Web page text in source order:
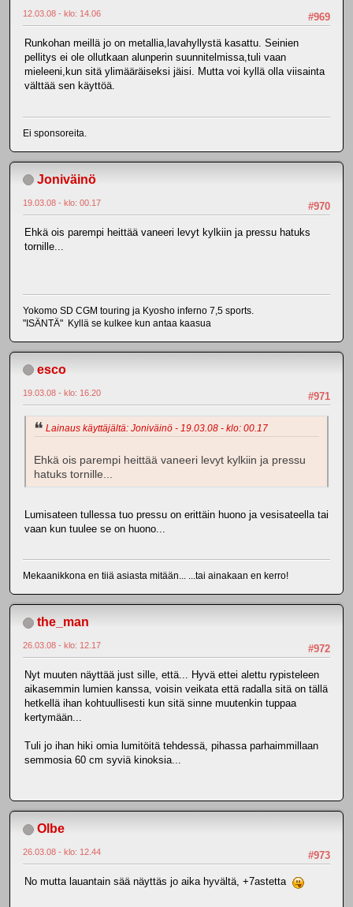
#969
12.03.08 - klo: 14.06
Runkohan meillä jo on metallia,lavahyllystä kasattu. Seinien
pellitys ei ole ollutkaan alunperin suunnitelmissa,tuli vaan
mieleeni,kun sitä ylimääräiseksi jäisi. Mutta voi kyllä olla viisainta
välttää sen käyttöä.
Ei sponsoreita.
Joniväinö
#970
19.03.08 - klo: 00.17
Ehkä ois parempi heittää vaneeri levyt kylkiin ja pressu hatuks
tornille...
Yokomo SD CGM touring ja Kyosho inferno 7,5 sports.
"ISÄNTÄ" Kyllä se kulkee kun antaa kaasua
esco
#971
19.03.08 - klo: 16.20
Lainaus käyttäjältä: Joniväinö - 19.03.08 - klo: 00.17
Ehkä ois parempi heittää vaneeri levyt kylkiin ja pressu
hatuks tornille...
Lumisateen tullessa tuo pressu on erittäin huono ja vesisateella tai
vaan kun tuulee se on huono...
Mekaanikkona en tiiä asiasta mitään... ...tai ainakaan en kerro!
the_man
#972
26.03.08 - klo: 12.17
Nyt muuten näyttää just sille, että... Hyvä ettei alettu rypisteleen
aikasemmin lumien kanssa, voisin veikata että radalla sitä on tällä
hetkellä ihan kohtuullisesti kun sitä sinne muutenkin tuppaa
kertymään...
Tuli jo ihan hiki omia lumitöitä tehdessä, pihassa parhaimmillaan
semmosia 60 cm syviä kinoksia...
Olbe
#973
26.03.08 - klo: 12.44
No mutta lauantain sää näyttäs jo aika hyvältä, +7astetta